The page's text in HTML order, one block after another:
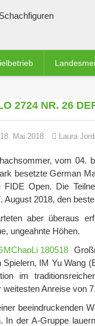
2724 NR. 26
Mai 2018 Laura
vom 04.
besetzte German
FIDE Open. Die
August 2018, den
aber überaus
ungeahnte Höhen.
IM Yu Wang
im
Anreise von
beeindruckenden
In der A-Gruppe